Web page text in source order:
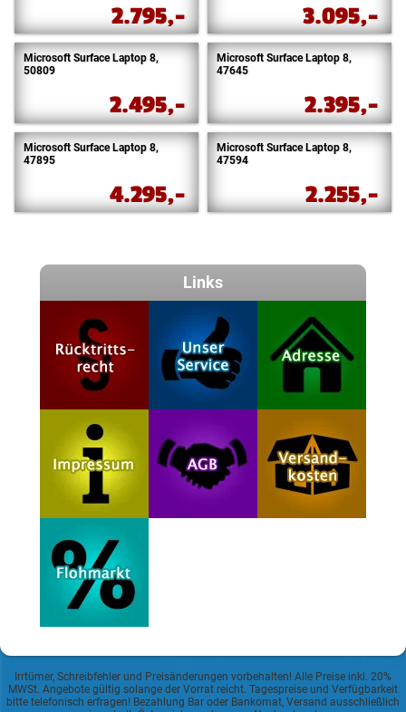
2.795,- 3.095,-
Microsoft Surface Laptop 8,
50809
2.495,-
Microsoft Surface Laptop 8,
47645
2.395,-
Microsoft Surface Laptop 8,
47895
4.295,-
Microsoft Surface Laptop 8,
47594
2.255,-
Links
Irrtümer, Schreibfehler und Preisänderungen vorbehalten! Alle Preise inkl. 20%
MWSt. Angebote gültig solange der Vorrat reicht. Tagespreise und Verfügbarkeit
bitte telefonisch erfragen! Bezahlung Bar oder Bankomat, Versand ausschließlich